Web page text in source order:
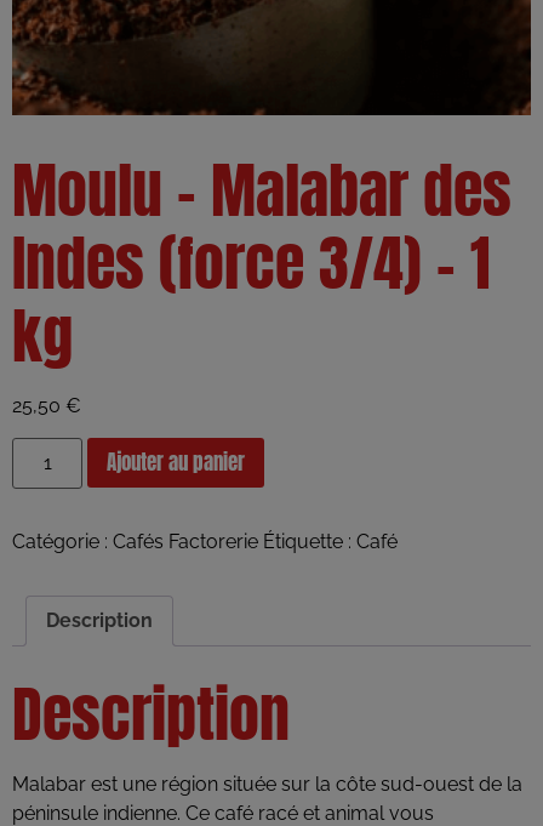
Moulu – Malabar des
Indes (force 3/4) – 1
kg
25,50 €
Ajouter au panier
Catégorie : Cafés Factorerie Étiquette : Café
Description
Description
Malabar est une région située sur la côte sud-ouest de la
péninsule indienne. Ce café racé et animal vous